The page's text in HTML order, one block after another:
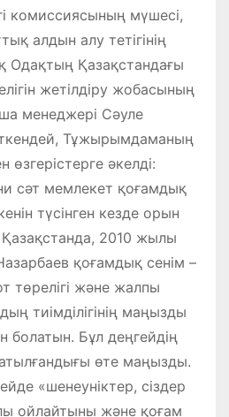
комиссиясының мүшесі,
алдын алу тетігінің
Одақтың Қазақстандағы
жетілдіру жобасының
менеджері Сәуле
Тұжырымдаманың
өзгерістерге әкелді:
сәт мемлекет қоғамдық
түсінген кезде орын
2010 жылы
қоғамдық сенім –
төрелігі және жалпы
тиімділігінің маңызды
болатын. Бұл деңгейдің
өте маңызды.
«шенеуніктер, сіздер
ойлайтыны және қоғам